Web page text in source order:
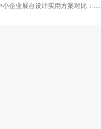
2026年中小企业展台设计实用方案对比：助力性价比之选